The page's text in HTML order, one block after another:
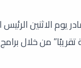
يوم الاثنين
من خلال